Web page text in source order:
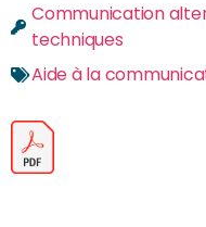
Communication
techniques
Aide à la